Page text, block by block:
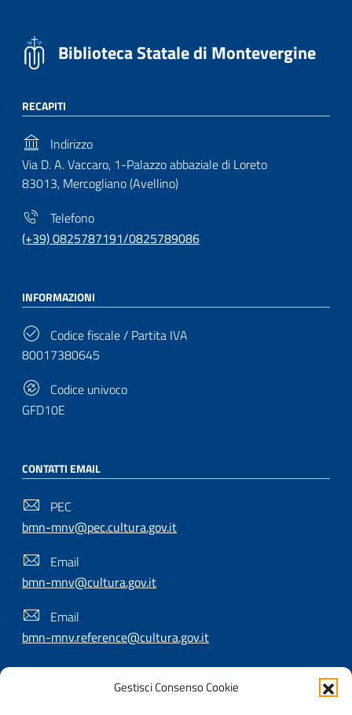
Gestisci Consenso Cookie
Biblioteca Statale di Montevergine
RECAPITI
Indirizzo
Via D. A. Vaccaro, 1-Palazzo abbaziale di Loreto
83013, Mercogliano (Avellino)
Telefono
(+39) 0825787191/0825789086
INFORMAZIONI
Codice fiscale / Partita IVA
80017380645
Codice univoco
GFD10E
CONTATTI EMAIL
PEC
bmn-mnv@pec.cultura.gov.it
Email
bmn-mnv@cultura.gov.it
Email
bmn-mnv.reference@cultura.gov.it